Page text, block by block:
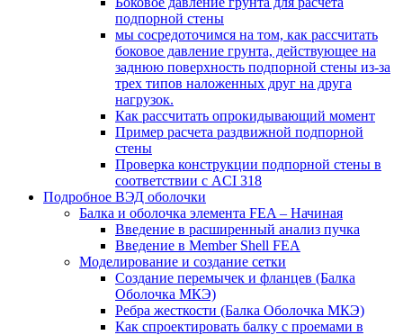
подпорной стены
мы сосредоточимся на том, как рассчитать
боковое давление грунта, действующее на
заднюю поверхность подпорной стены из-за
трех типов наложенных друг на друга
нагрузок.
Как рассчитать опрокидывающий момент
Пример расчета раздвижной подпорной
стены
Проверка конструкции подпорной стены в
соответствии с ACI 318
Подробное ВЭД оболочки
Балка и оболочка элемента FEA – Начиная
Введение в расширенный анализ пучка
Введение в Member Shell FEA
Моделирование и создание сетки
Создание перемычек и фланцев (Балка
Оболочка МКЭ)
Ребра жесткости (Балка Оболочка МКЭ)
Как спроектировать балку с проемами в